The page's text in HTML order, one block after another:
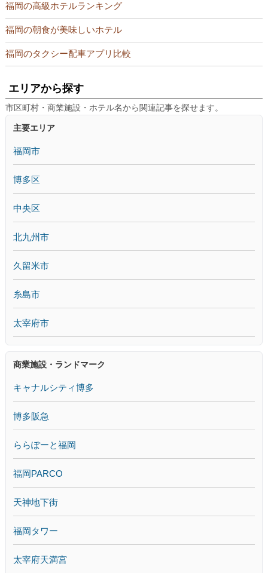
福岡の高級ホテルランキング
福岡の朝食が美味しいホテル
福岡のタクシー配車アプリ比較
エリアから探す
市区町村・商業施設・ホテル名から関連記事を探せます。
主要エリア
福岡市
博多区
中央区
北九州市
久留米市
糸島市
太宰府市
商業施設・ランドマーク
キャナルシティ博多
博多阪急
ららぽーと福岡
福岡PARCO
天神地下街
福岡タワー
太宰府天満宮